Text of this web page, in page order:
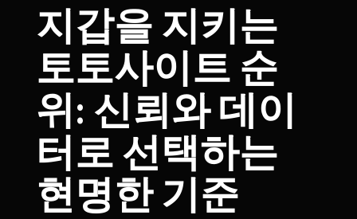
지갑을 지키는
토토사이트 순
위: 신뢰와 데이
터로 선택하는
현명한 기준